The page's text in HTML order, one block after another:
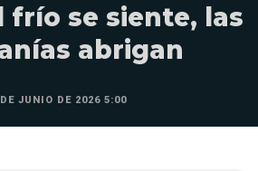
frío se siente, las
abrigan
JUNIO DE 2026 5:00